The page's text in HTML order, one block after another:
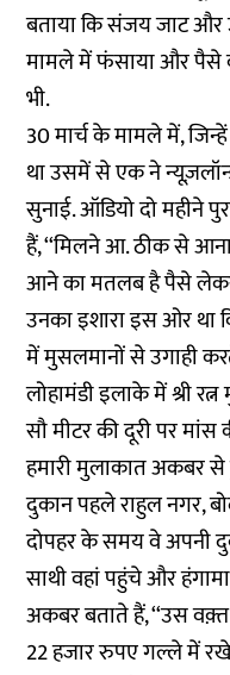
बताया कि संजय जाट और
मामले में फंसाया और पैसे
भी.
30 मार्च के मामले में,
था उसमें से एक ने
सुनाई. ऑडियो दो महीने
हैं, ‘‘मिलने आ. ठीक से
आने का मतलब है पैसे
उनका इशारा इस ओर
में मुसलमानों से उगाही
लोहामंडी इलाके में श्री
सौ मीटर की दूरी पर
हमारी मुलाकात अकबर
दुकान पहले राहुल नगर,
दोपहर के समय वे अपनी
साथी वहां पहुंचे और
अकबर बताते हैं, ‘‘उस
22 हजार रुपए गल्ले में